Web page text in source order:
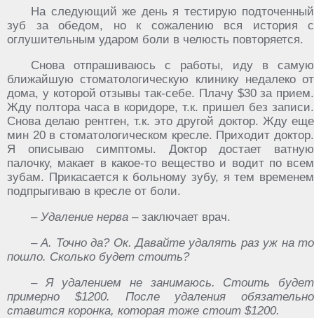
На следующий же день я тестирую подточенный
зуб за обедом, но к сожалению вся история с
оглушительным ударом боли в челюсть повторяется.
Снова отпрашиваюсь с работы, иду в самую
ближайшую стоматологическую клинику недалеко от
дома, у которой отзывы так-себе. Плачу $30 за прием.
Жду полтора часа в коридоре, т.к. пришел без записи.
Снова делаю рентген, т.к. это другой доктор. Жду еще
мин 20 в стоматологическом кресле. Приходит доктор.
Я описываю симптомы. Доктор достает ватную
палочку, макает в какое-то вещество и водит по всем
зубам. Прикасается к больному зубу, я тем временем
подпрыгиваю в кресле от боли.
– Удаление нерва – заключает врач.
– А. Точно да? Ок. Давайте удалять раз уж на то
пошло. Сколько будет стоить?
– Я удалением не занимаюсь. Стоить будет
примерно $1200. После удаления обязательно
ставится коронка, которая тоже стоит $1200.